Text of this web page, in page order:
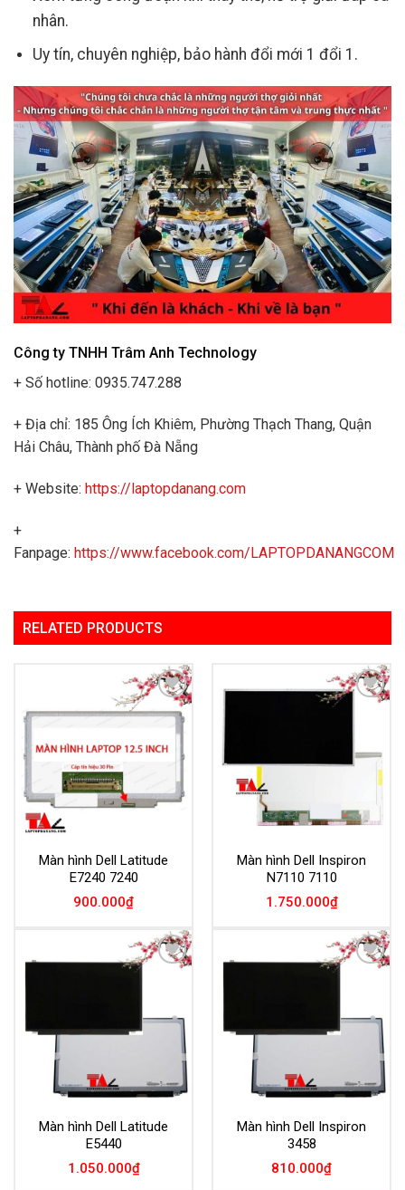
nhân.
Uy tín, chuyên nghiệp, bảo hành đổi mới 1 đổi 1.
Công ty TNHH Trâm Anh Technology
+ Số hotline: 0935.747.288
+ Địa chỉ: 185 Ông Ích Khiêm, Phường Thạch Thang, Quận
Hải Châu, Thành phố Đà Nẵng
+ Website: https://laptopdanang.com
+
Fanpage: https://www.facebook.com/LAPTOPDANANGCOM
RELATED PRODUCTS
Add to
Wishlist
Màn hình Dell Latitude
E7240 7240
900.000₫
Màn hình Dell Inspiron
N7110 7110
1.750.000₫
Màn hình Dell Latitude
E5440
1.050.000₫
Màn hình Dell Inspiron
3458
810.000₫